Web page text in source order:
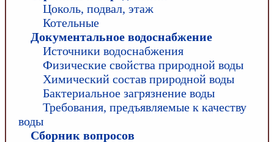
Цоколь, подвал, этаж
Котельные
Документальное водоснабжение
Источники водоснабжения
Физические свойства природной воды
Химический состав природной воды
Бактериальное загрязнение воды
Требования, предъявляемые к качеству
воды
Сборник вопросов